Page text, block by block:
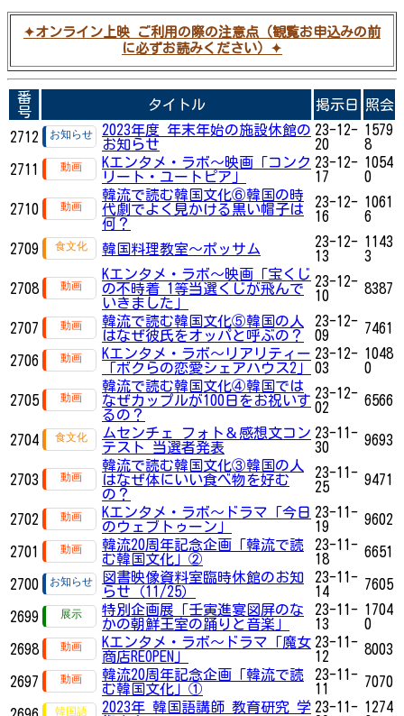
✦オンライン上映 ご利用の際の注意点（観覧お申込みの前
に必ずお読みください）✦
番
号
タイトル 掲示日 照会
2712
2023年度 年末年始の施設休館の
お知らせ
23-12-
20
1579
8
2711
Kエンタメ・ラボ～映画「コンク
リート・ユートピア」
23-12-
17
1054
0
2710
韓流で読む韓国文化⑥韓国の時
代劇でよく見かける黒い帽子は
何？
23-12-
16
1061
6
2709 韓国料理教室～ポッサム
23-12-
13
1143
3
2708
Kエンタメ・ラボ～映画「宝くじ
の不時着 1等当選くじが飛んで
いきました」
23-12-
10
8387
2707
韓流で読む韓国文化⑤韓国の人
はなぜ彼氏をオッパと呼ぶの？
23-12-
09
7461
2706
Kエンタメ・ラボ～リアリティー
「ボクらの恋愛シェアハウス2」
23-12-
03
1048
0
2705
韓流で読む韓国文化④韓国では
なぜカップルが100日をお祝いす
るの？
23-12-
02
6566
2704
ムセンチェ フォト＆感想文コン
テスト 当選者発表
23-11-
30
9693
2703
韓流で読む韓国文化③韓国の人
はなぜ体にいい食べ物を好む
の？
23-11-
25
9471
2702
Kエンタメ・ラボ～ドラマ「今日
のウェブトゥーン」
23-11-
19
9602
2701
韓流20周年記念企画「韓流で読
む韓国文化」②
23-11-
18
6651
2700
図書映像資料室臨時休館のお知
らせ（11/25）
23-11-
14
7605
2699
特別企画展「壬寅進宴図屏のな
かの朝鮮王室の踊りと音楽」
23-11-
13
1704
0
2698
Kエンタメ・ラボ～ドラマ「魔女
商店REOPEN」
23-11-
12
8003
2697
韓流20周年記念企画「韓流で読
む韓国文化」①
23-11-
11
7070
2023年 韓国語講師 教育研究 学 23-11- 1274